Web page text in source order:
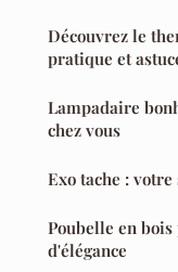
Découvrez le
pratique et
Lampadaire
chez vous
Exo tache :
Poubelle en
d'élégance